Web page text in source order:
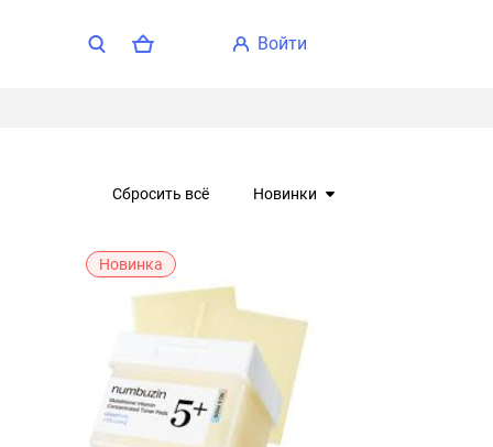
войти
Сбросить всё Новинки
Новинка